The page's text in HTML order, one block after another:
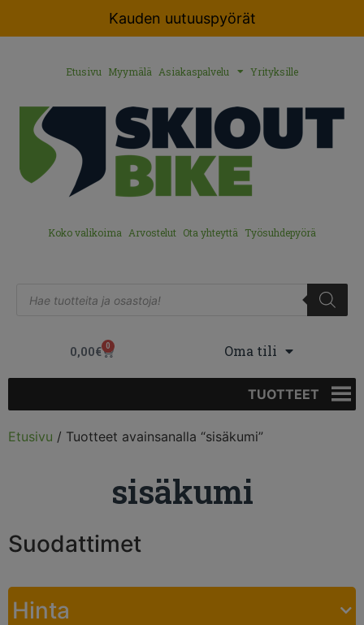
Kauden uutuuspyörät
Etusivu Myymälä Asiakaspalvelu Yrityksille
Koko valikoima Arvostelut Ota yhteyttä Työsuhdepyörä
0,00€ 0 Oma tili
TUOTTEET
Etusivu / Tuotteet avainsanalla “sisäkumi”
sisäkumi
Suodattimet
Hinta